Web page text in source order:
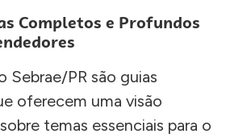
Completos e Profundos
Sebrae/PR são guias
oferecem uma visão
temas essenciais para o